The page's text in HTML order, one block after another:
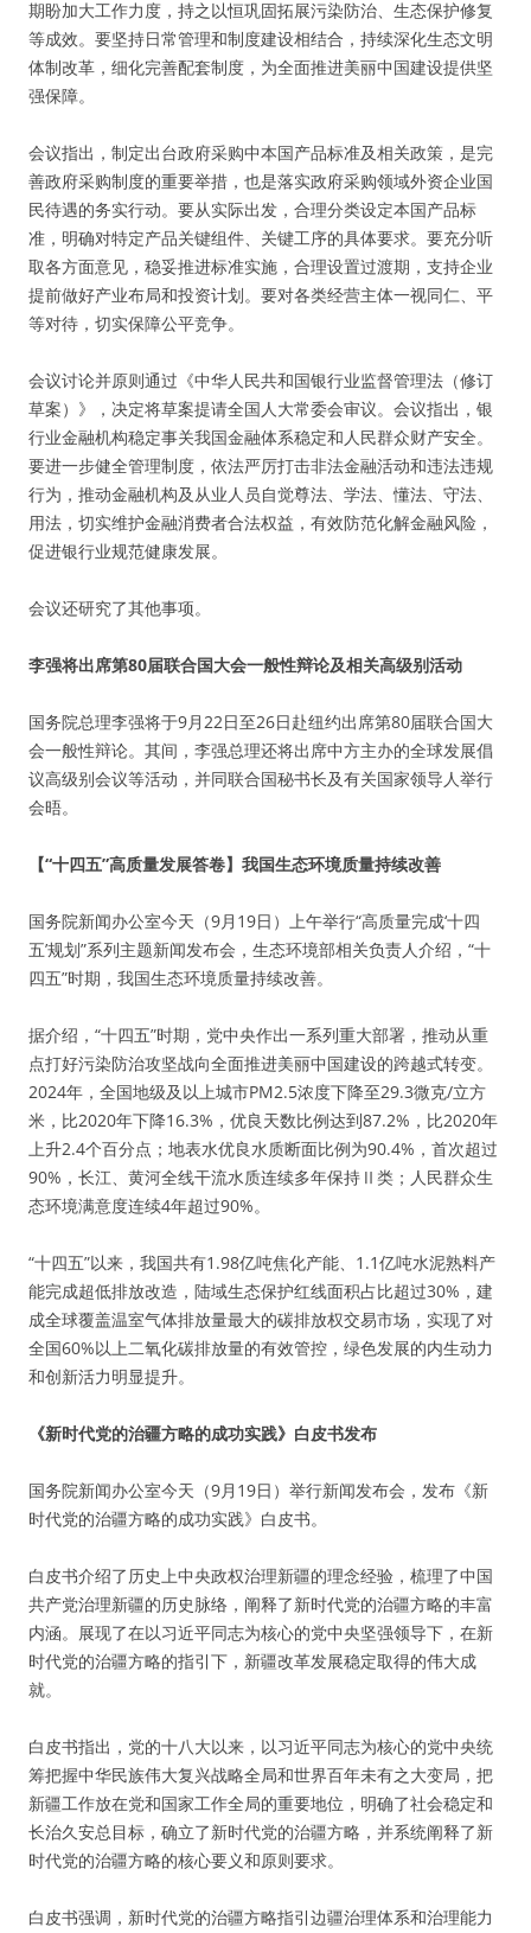
期盼加大工作力度，持之以恒巩固拓展污染防治、生态保护修复
等成效。要坚持日常管理和制度建设相结合，持续深化生态文明
体制改革，细化完善配套制度，为全面推进美丽中国建设提供坚
强保障。
会议指出，制定出台政府采购中本国产品标准及相关政策，是完
善政府采购制度的重要举措，也是落实政府采购领域外资企业国
民待遇的务实行动。要从实际出发，合理分类设定本国产品标
准，明确对特定产品关键组件、关键工序的具体要求。要充分听
取各方面意见，稳妥推进标准实施，合理设置过渡期，支持企业
提前做好产业布局和投资计划。要对各类经营主体一视同仁、平
等对待，切实保障公平竞争。
会议讨论并原则通过《中华人民共和国银行业监督管理法（修订
草案）》，决定将草案提请全国人大常委会审议。会议指出，银
行业金融机构稳定事关我国金融体系稳定和人民群众财产安全。
要进一步健全管理制度，依法严厉打击非法金融活动和违法违规
行为，推动金融机构及从业人员自觉尊法、学法、懂法、守法、
用法，切实维护金融消费者合法权益，有效防范化解金融风险，
促进银行业规范健康发展。
会议还研究了其他事项。
李强将出席第80届联合国大会一般性辩论及相关高级别活动
国务院总理李强将于9月22日至26日赴纽约出席第80届联合国大
会一般性辩论。其间，李强总理还将出席中方主办的全球发展倡
议高级别会议等活动，并同联合国秘书长及有关国家领导人举行
会晤。
【“十四五”高质量发展答卷】我国生态环境质量持续改善
国务院新闻办公室今天（9月19日）上午举行“高质量完成‘十四
五’规划”系列主题新闻发布会，生态环境部相关负责人介绍，“十
四五”时期，我国生态环境质量持续改善。
据介绍，“十四五”时期，党中央作出一系列重大部署，推动从重
点打好污染防治攻坚战向全面推进美丽中国建设的跨越式转变。
2024年，全国地级及以上城市PM2.5浓度下降至29.3微克/立方
米，比2020年下降16.3%，优良天数比例达到87.2%，比2020年
上升2.4个百分点；地表水优良水质断面比例为90.4%，首次超过
90%，长江、黄河全线干流水质连续多年保持Ⅱ类；人民群众生
态环境满意度连续4年超过90%。
“十四五”以来，我国共有1.98亿吨焦化产能、1.1亿吨水泥熟料产
能完成超低排放改造，陆域生态保护红线面积占比超过30%，建
成全球覆盖温室气体排放量最大的碳排放权交易市场，实现了对
全国60%以上二氧化碳排放量的有效管控，绿色发展的内生动力
和创新活力明显提升。
《新时代党的治疆方略的成功实践》白皮书发布
国务院新闻办公室今天（9月19日）举行新闻发布会，发布《新
时代党的治疆方略的成功实践》白皮书。
白皮书介绍了历史上中央政权治理新疆的理念经验，梳理了中国
共产党治理新疆的历史脉络，阐释了新时代党的治疆方略的丰富
内涵。展现了在以习近平同志为核心的党中央坚强领导下，在新
时代党的治疆方略的指引下，新疆改革发展稳定取得的伟大成
就。
白皮书指出，党的十八大以来，以习近平同志为核心的党中央统
筹把握中华民族伟大复兴战略全局和世界百年未有之大变局，把
新疆工作放在党和国家工作全局的重要地位，明确了社会稳定和
长治久安总目标，确立了新时代党的治疆方略，并系统阐释了新
时代党的治疆方略的核心要义和原则要求。
白皮书强调，新时代党的治疆方略指引边疆治理体系和治理能力